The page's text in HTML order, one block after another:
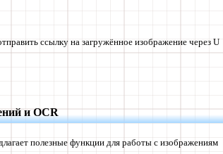
ссылку на загружённое изображение через U
и OCR
полезные функции для работы с изображениям